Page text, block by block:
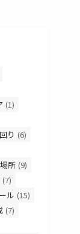
(1)
り (6)
場所 (9)
(7)
ル (15)
(7)